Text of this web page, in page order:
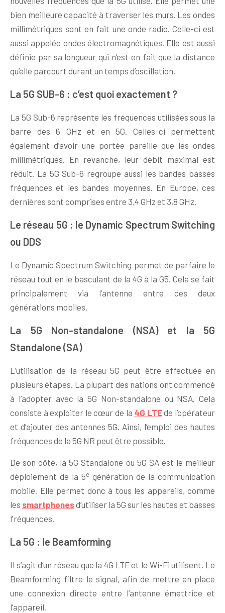
bien meilleure capacité à traverser les murs. Les ondes
millimétriques sont en fait une onde radio. Celle-ci est
aussi appelée ondes électromagnétiques. Elle est aussi
définie par sa longueur qui n’est en fait que la distance
qu’elle parcourt durant un temps d’oscillation.
La 5G SUB-6 : c’est quoi exactement ?
La 5G Sub-6 représente les fréquences utilisées sous la
barre des 6 GHz et en 5G. Celles-ci permettent
également d’avoir une portée pareille que les ondes
millimétriques. En revanche, leur débit maximal est
réduit. La 5G Sub-6 regroupe aussi les bandes basses
fréquences et les bandes moyennes. En Europe, ces
dernières sont comprises entre 3,4 GHz et 3,8 GHz.
Le réseau 5G : le Dynamic Spectrum Switching
ou DDS
Le Dynamic Spectrum Switching permet de parfaire le
réseau tout en le basculant de la 4G à la G5. Cela se fait
principalement via l’antenne entre ces deux
générations mobiles.
La 5G Non-standalone (NSA) et la 5G
Standalone (SA)
L’utilisation de la réseau 5G peut être effectuée en
plusieurs étapes. La plupart des nations ont commencé
à l’adopter avec la 5G Non-standalone ou NSA. Cela
consiste à exploiter le cœur de la 4G LTEde l’opérateur
et d’ajouter des antennes 5G. Ainsi, l’emploi des hautes
fréquences de la 5G NR peut être possible.
De son côté, la 5G Standalone ou 5G SA est le meilleur
déploiement de la 5e génération de la communication
mobile. Elle permet donc à tous les appareils, comme
les smartphonesd’utiliser la 5G sur les hautes et basses
fréquences.
La 5G : le Beamforming
Il s’agit d’un réseau que la 4G LTE et le Wi-Fi utilisent. Le
Beamforming filtre le signal, afin de mettre en place
une connexion directe entre l’antenne émettrice et
l’appareil.